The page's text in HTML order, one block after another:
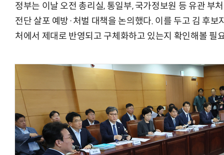
정부는 이날 오전 총리실, 통일부, 국가정보원 등 유관 부
전단 살포 예방·처벌 대책을 논의했다. 이를 두고 김 후보
처에서 제대로 반영되고 구체화하고 있는지 확인해볼 필